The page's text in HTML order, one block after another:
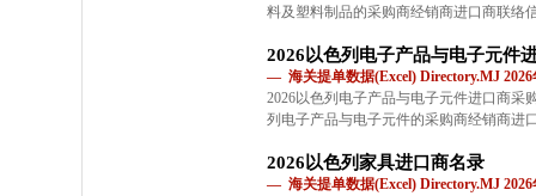
料及塑料制品的采购商经销商进口商联络
2026以色列电子产品与电子元件
— 海关提单数据(Excel) Directory.MJ 2026
2026以色列电子产品与电子元件进口商采
列电子产品与电子元件的采购商经销商进
2026以色列家具进口商名录
— 海关提单数据(Excel) Directory.MJ 2026